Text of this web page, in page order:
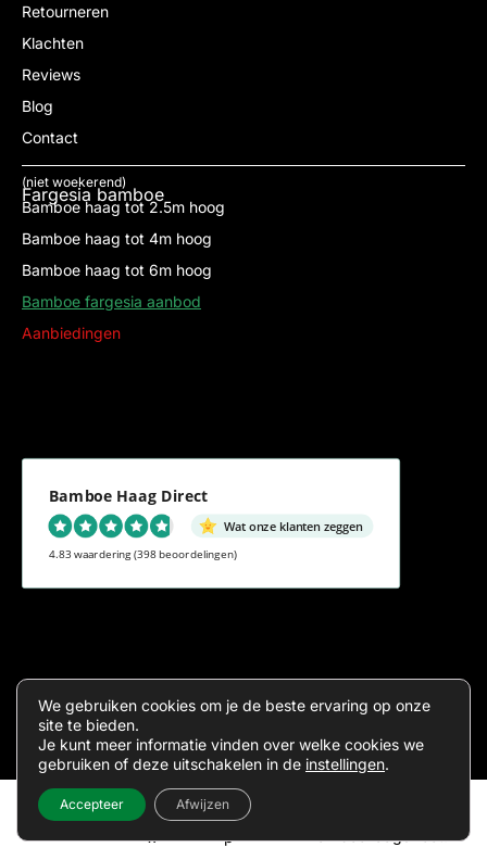
Retourneren
Klachten
Reviews
Blog
Contact
Fargesia bamboe
(niet woekerend)
Bamboe haag tot 2.5m hoog
Bamboe haag tot 4m hoog
Bamboe haag tot 6m hoog
Bamboe fargesia aanbod
Aanbiedingen
Bamboe Haag Direct
Wat onze klanten zeggen
4.83 waardering(398 beoordelingen)
Algemene voorwaardenPrivacy
Inde
x
Sitema
p
We gebruiken cookies om je de beste ervaring op onze
site te bieden.
Je kunt meer informatie vinden over welke cookies we
gebruiken of deze uitschakelen in de instellingen.
Accepteer Afwijzen